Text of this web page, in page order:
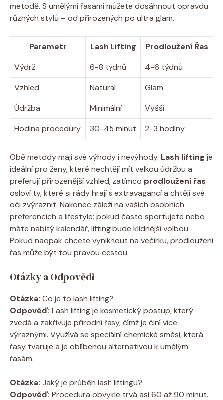
metodě. S umělými řasami můžete dosáhnout opravdu
různých stylů – od přirozených po ultra glam.
Parametr Lash Lifting
Prodloužení Řas
Výdrž
6-8 týdnů
4-6 týdnů
Vzhled
Natural
Glam
Údržba
Minimální
Vyšší
Hodina procedury
30-45 minut 2-3 hodiny
Obě metody mají své výhody i nevýhody. Lash lifting je
ideální pro ženy, které nechtějí mít velkou údržbu a
preferují přirozenější vzhled, zatímco prodloužení řas
osloví ty, které si rády hrají s extravagancí a chtějí své
oči zvýraznit. Nakonec záleží na vašich osobních
preferencích a lifestyle; pokud často sportujete nebo
máte nabitý kalendář, lifting bude klidnější volbou.
Pokud naopak chcete vyniknout na večírku, prodloužení
řas může být tou pravou cestou.
Otázky a Odpovědi
Otázka: Co je to lash lifting?
Odpověď: Lash lifting je kosmetický postup, který
zvedá a zakřivuje přírodní řasy, čímž je činí více
výraznými. Využívá se speciální chemické směsi, která
řasy tvaruje a je oblíbenou alternativou k umělým
řasám.
Otázka: Jaký je průběh lash liftingu?
Odpověď: Procedura obvykle trvá asi 60 až 90 minut.